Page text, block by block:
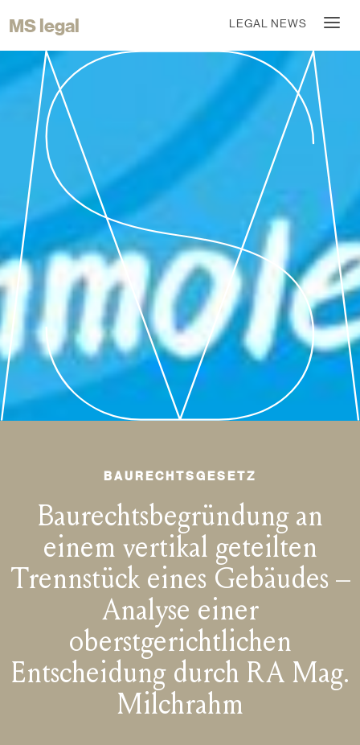
MS legal LEGAL NEWS
BAURECHTSGESETZ
Baurechtsbegründung an
einem vertikal geteilten
Trennstück eines Gebäudes –
Analyse einer
oberstgerichtlichen
Entscheidung durch RA Mag.
Milchrahm